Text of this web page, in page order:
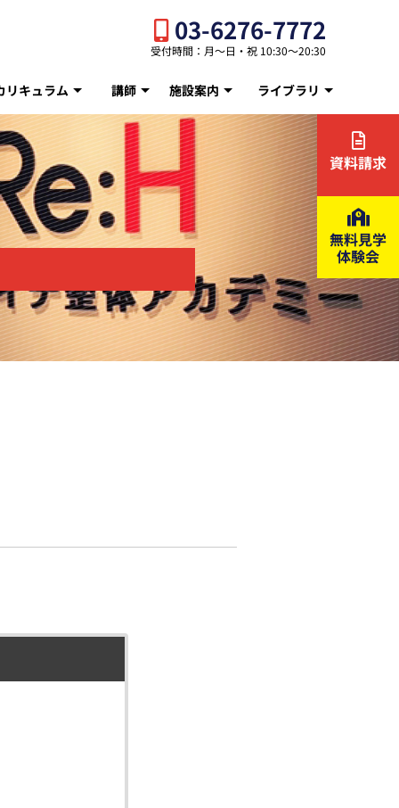
03-6276-7772
受付時間：月〜日・祝 10:30〜20:30
リキュラム 講師 施設案内 ライブラリ
資料請求
無料見学
体験会